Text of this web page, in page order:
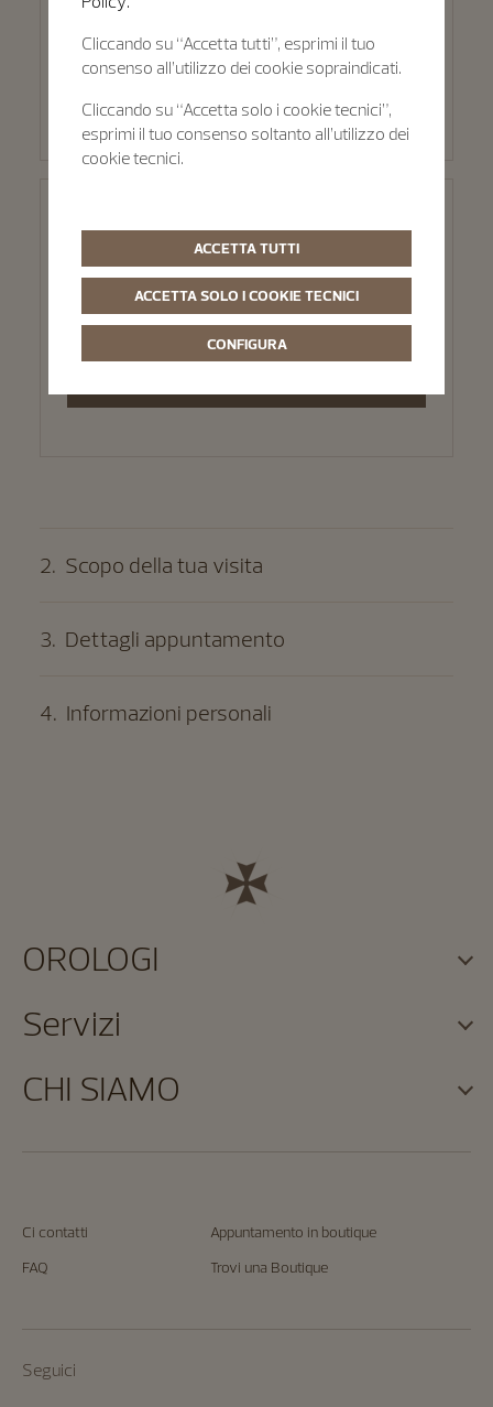
Roma - Hausmann & Co.
Via dei Condotti 29
Roma, 00187
2. Scopo della tua visita
3. Dettagli appuntamento
4. Informazioni personali
Ci contatti
Appuntamento in boutique
FAQ
Trovi una Boutique
Seguici
OROLOGI
Servizi
CHI SIAMO
Cliccando su “Accetta tutti”, esprimi il tuo
consenso all’utilizzo dei cookie sopraindicati.
Cliccando su “Accetta solo i cookie tecnici”,
esprimi il tuo consenso soltanto all’utilizzo dei
cookie tecnici.
ACCETTA TUTTI
ACCETTA SOLO I COOKIE TECNICI
CONFIGURA